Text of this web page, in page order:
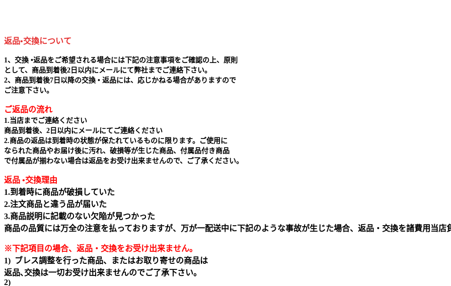
返品•交換について
1、交換 •返品をご希望される場合には下記の注意事項をご確認の上、原則
として、商品到着後2日以内にメールにて弊社までご連絡下さい。
2、商品到着後7日以降の交換 • 返品には、応じかねる場合がありますので
ご注意下さい。
ご返品の流れ
1.当店までご連絡ください
商品到着後、2日以内にメールにてご連絡ください
2.商品の返品は到着時の状態が保たれているものに限ります。ご使用に
なられた商品やお届け後に汚れ、破損等が生じた商品、付属品付き商品
で付属品が揃わない場合は返品をお受け出来ませんので、ご了承ください。
返品 •交換理由
1.到着時に商品が破損していた
2.注文商品と違う品が届いた
3.商品説明に記載のない欠陥が見つかった
商品の品質には万全の注意を払っておりますが、万が一配送中に下記のような事故が生じた場合、返品・交換を諸費用当店
※下記項目の場合、返品・交換をお受け出来ません｡
1) ブレス調整を行った商品、またはお取り寄せの商品は
返品､交換は一切お受け出来ませんのでご了承下さい。
2)